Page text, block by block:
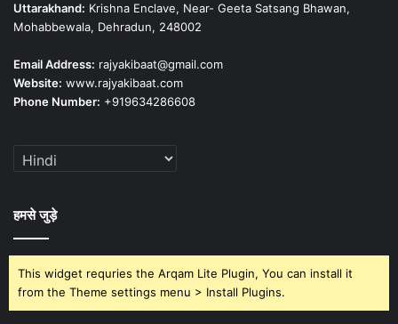
Uttarakhand: Krishna Enclave, Near- Geeta Satsang Bhawan,
Mohabbewala, Dehradun, 248002
Email Address: rajyakibaat@gmail.com
Website: www.rajyakibaat.com
Phone Number: +919634286608
हमसे जुड़े
This widget requries the Arqam Lite Plugin, You can install it
from the Theme settings menu > Install Plugins.